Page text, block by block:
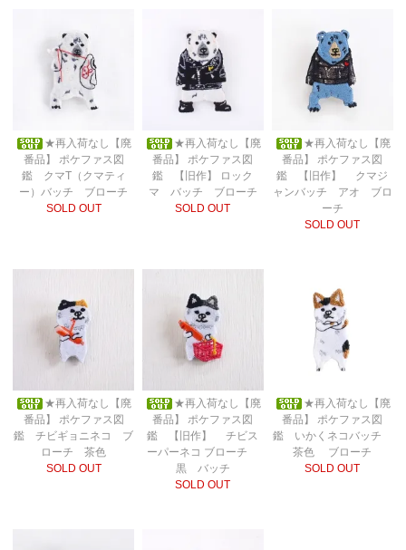
★再入荷なし【廃
番品】 ポケファス図
鑑 クマT（クマティ
ー）バッチ ブローチ
SOLD OUT
★再入荷なし【廃
番品】 ポケファス図
鑑 【旧作】 ロック
マ バッチ ブローチ
SOLD OUT
★再入荷なし【廃
番品】 ポケファス図
鑑 【旧作】 クマジ
ャンバッチ アオ ブロ
ーチ
SOLD OUT
★再入荷なし【廃
番品】 ポケファス図
鑑 チビギョニネコ ブ
ローチ 茶色
SOLD OUT
★再入荷なし【廃
番品】 ポケファス図
鑑 【旧作】 チビス
ーパーネコ ブローチ
黒 バッチ
SOLD OUT
★再入荷なし【廃
番品】 ポケファス図
鑑 いかくネコバッチ
茶色 ブローチ
SOLD OUT